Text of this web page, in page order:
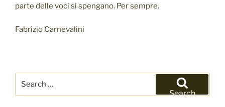
parte delle voci si spengano. Per sempre.
Fabrizio Carnevalini
Search